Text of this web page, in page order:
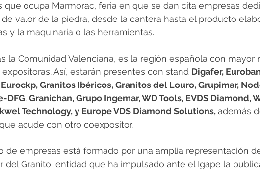
que ocupa Marmorac, feria en que se dan cita empresas
valor de la piedra, desde la cantera hasta el producto
y la maquinaria o las herramientas.
la Comunidad Valenciana, es la región española con mayor
Así, estarán presentes con stand Digafer,
Granitos Ibéricos, Granitos del Louro, Grupimar,
DFG, Granichan, Grupo Ingemar, WD Tools, EVDS Diamond,
Technology, y Europe VDS Diamond Solutions, además
acude con otro coexpositor.
de empresas está formado por una amplia representación
del Granito, entidad que ha impulsado ante el Igape la